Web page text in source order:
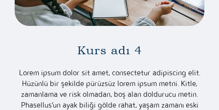
Kurs adı 4
Lorem ipsum dolor sit amet, consectetur adipiscing elit.
Hüzünlü bir şekilde pürüzsüz lorem ipsum metni. Kitle,
zamanlama ve risk olmadan, boş alan doldurucu metin.
Phasellus’un ayak biliği gölde rahat, yaşam zamanı eski